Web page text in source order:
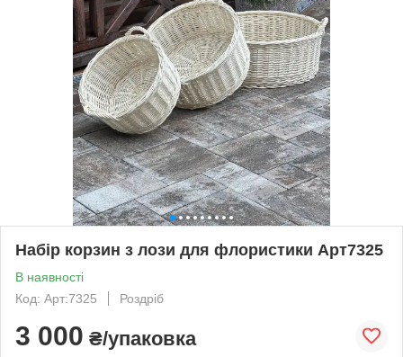
Набір корзин з лози для флористики Арт7325
В наявності
Код: Арт:7325
Роздріб
3 000 ₴/упаковка